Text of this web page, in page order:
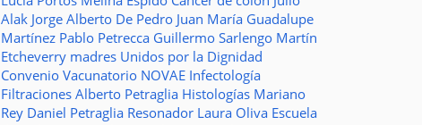
Alak Jorge Alberto De Pedro Juan María Guadalupe
Martínez Pablo Petrecca Guillermo Sarlengo Martín
Etcheverry madres Unidos por la Dignidad
Convenio Vacunatorio NOVAE Infectología
Filtraciones Alberto Petraglia Histologías Mariano
Rey Daniel Petraglia Resonador Laura Oliva Escuela